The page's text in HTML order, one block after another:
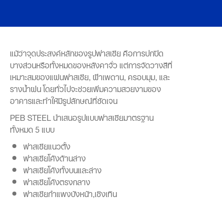
แม้ว่าจุดประสงค์หลักของรูปฟาสเซีย คือการปกปิด
บางส่วนหรือทั้งหมดของหลังคาจั่ว แต่การจัดวางสีที่
เหมาะสมของแผ่นฟาสเซีย, ฝ้าเพดาน, ครอบมุม, และ
รางน้ำฝน โดยทั่วไปจะช่วยเพิ่มความสวยงามของ
อาคารและทำให้มีรูปลักษณ์ที่ชัดเจน
PEB STEEL นำเสนอรูปแบบฟาสเซียมาตรฐาน
ทั้งหมด 5 แบบ
ฟาสเซียแนวตั้ง
ฟาสเซียโค้งด้านล่าง
ฟาสเซียโค้งทั้งบนและล่าง
ฟาสเซียโค้งตรงกลาง
ฟาสเซียกำแพงบังหน้า,เชิงเทิน